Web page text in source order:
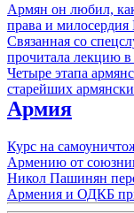
Армян он любил,
права и
Связанная со
прочитала лекцию
Четыре этапа
старейших
Армия
Курс на
Армению от
Никол Пашинян
Армения и ОДКБ